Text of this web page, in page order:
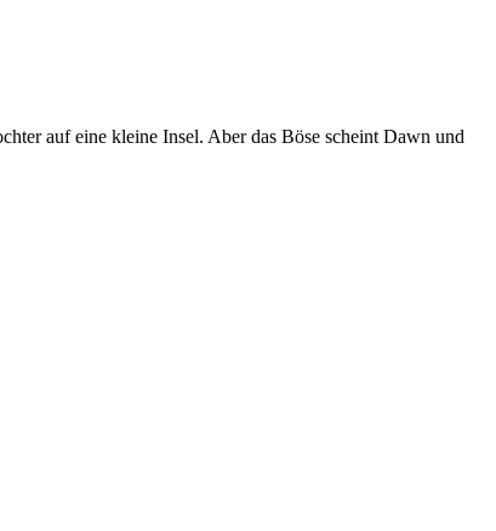
auf eine kleine Insel. Aber das Böse scheint Dawn und